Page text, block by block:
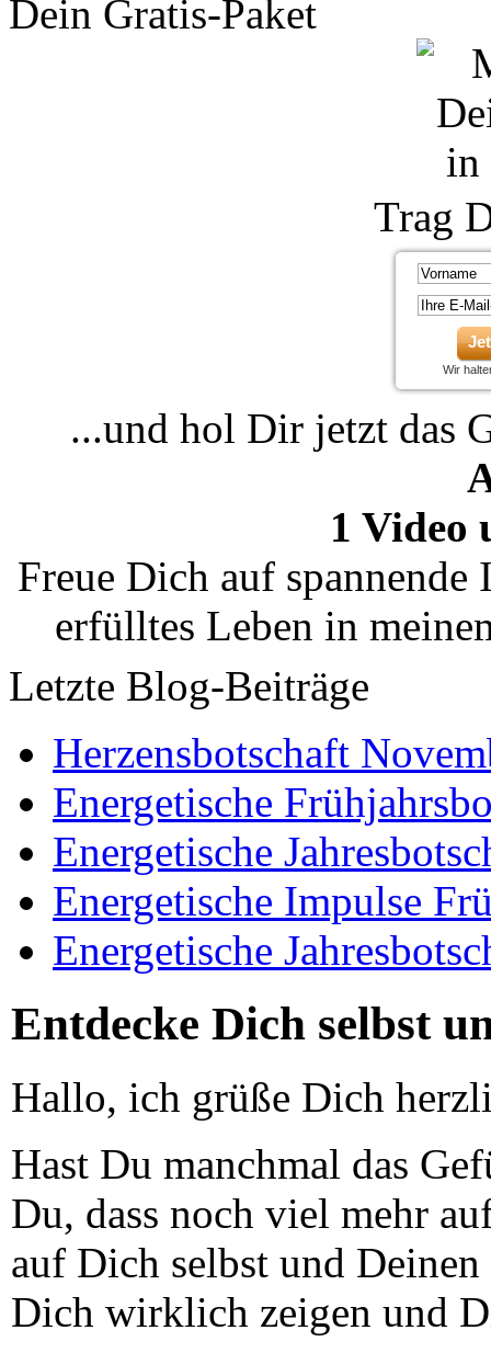
Dein Gratis-Paket
Trag
Wir
...und hol Dir jetzt das
1 Video
Freue Dich auf
erfülltes Leben in
Letzte Blog-Beiträge
Herzensbotschaft
Energetische
Energetische
Energetische Impulse
Energetische
Entdecke Dich selbst
Hallo, ich grüße Dich
Hast Du manchmal das
Du, dass noch viel mehr
auf Dich selbst und
Dich wirklich zeigen und